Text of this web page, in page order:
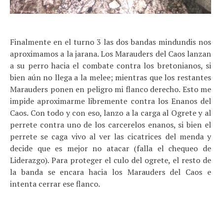
Finalmente en el turno 3 las dos bandas mindundis nos
aproximamos a la jarana. Los Marauders del Caos lanzan
a su perro hacia el combate contra los bretonianos, si
bien aún no llega a la melee; mientras que los restantes
Marauders ponen en peligro mi flanco derecho. Esto me
impide aproximarme libremente contra los Enanos del
Caos. Con todo y con eso, lanzo a la carga al Ogrete y al
perrete contra uno de los carcerelos enanos, si bien el
perrete se caga vivo al ver las cicatrices del menda y
decide que es mejor no atacar (falla el chequeo de
Liderazgo). Para proteger el culo del ogrete, el resto de
la banda se encara hacia los Marauders del Caos e
intenta cerrar ese flanco.